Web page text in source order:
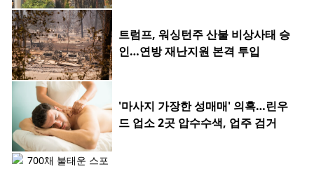
트럼프, 워싱턴주 산불 비상사태 승
인…연방 재난지원 본격 투입
'마사지 가장한 성매매' 의혹…린우
드 업소 2곳 압수수색, 업주 검거